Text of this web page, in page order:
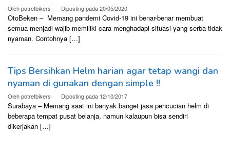
Olehpotretbikers Diposting pada20/05/2020
OtoBeken – Memang pandemi Covid-19 ini benar-benar membuat
semua menjadi wajib memiliki cara menghadapi situasi yang serba tidak
nyaman. Contohnya […]
Tips Bersihkan Helm harian agar tetap wangi dan
nyaman di gunakan dengan simple !!
Olehpotretbikers Diposting pada 12/10/2017
Surabaya – Memang saat ini banyak banget jasa pencucian helm di
beberapa tempat pusat belanja, namun kalaupun bisa sendiri
dikerjakan […]